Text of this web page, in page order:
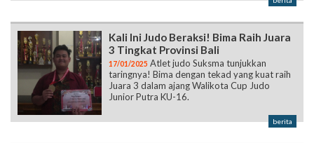
Kali Ini Judo Beraksi! Bima Raih Juara
3 Tingkat Provinsi Bali
17/01/2025 Atlet judo Suksma tunjukkan
taringnya! Bima dengan tekad yang kuat raih
Juara 3 dalam ajang Walikota Cup Judo
Junior Putra KU-16.
berita